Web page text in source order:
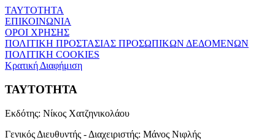
ΤΑΥΤΟΤΗΤΑ
ΕΠΙΚΟΙΝΩΝΙΑ
ΟΡΟΙ ΧΡΗΣΗΣ
ΠΟΛΙΤΙΚΗ ΠΡΟΣΤΑΣΙΑΣ ΠΡΟΣΩΠΙΚΩΝ ΔΕΔΟΜΕΝΩΝ
ΠΟΛΙΤΙΚΗ COOKIES
Κρατική Διαφήμιση
ΤΑΥΤΟΤΗΤΑ
Εκδότης: Νίκος Χατζηνικολάου
Γενικός Διευθυντής - Διαχειριστής: Μάνος Νιφλής